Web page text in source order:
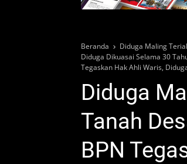
Beranda
Diduga Maling
Diduga Dikuasai Selama 30
Tegaskan Hak Ahli Waris,
Diduga
Tanah
BPN